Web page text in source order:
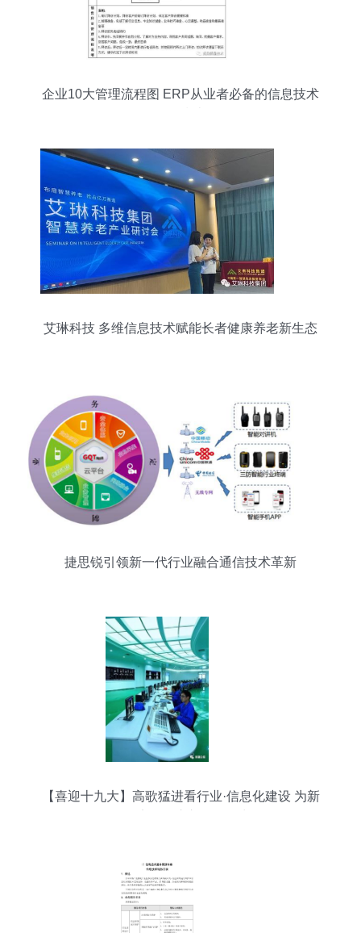
企业10大管理流程图 ERP从业者必备的信息技术
艾琳科技 多维信息技术赋能长者健康养老新生态
捷思锐引领新一代行业融合通信技术革新
【喜迎十九大】高歌猛进看行业·信息化建设 为新